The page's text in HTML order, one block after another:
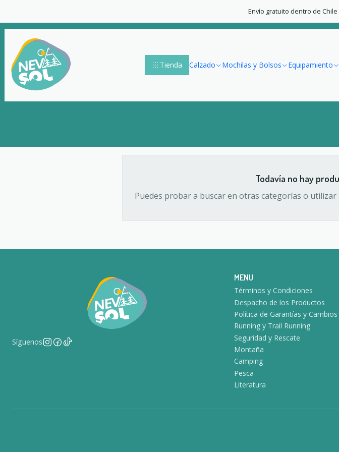
Tienda Calzado Mochilas y Bolsos Equipamiento
Envío gratuito dentro de
Inicio
Todavía no hay
Puedes probar a buscar en otras categorías o
Síguenos
MENU
Términos y Condiciones
Despacho de los Productos
Política de Garantías y Cambios
Running y Trail Running
Seguridad y Rescate
Montaña
Camping
Pesca
Literatura